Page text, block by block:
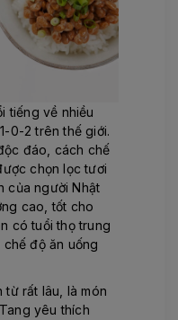
tiếng về nhiều
0-2 trên thế giới.
đáo, cách chế
chọn lọc tươi
của người Nhật
cao, tốt cho
có tuổi thọ trung
độ ăn uống
từ rất lâu, là món
yêu thích